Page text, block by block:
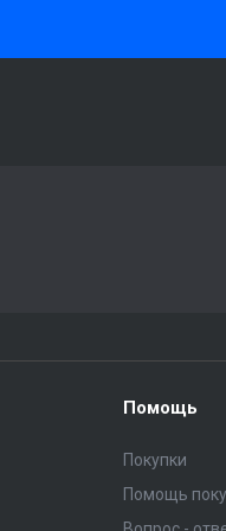
Помощь
Покупки
Помощь